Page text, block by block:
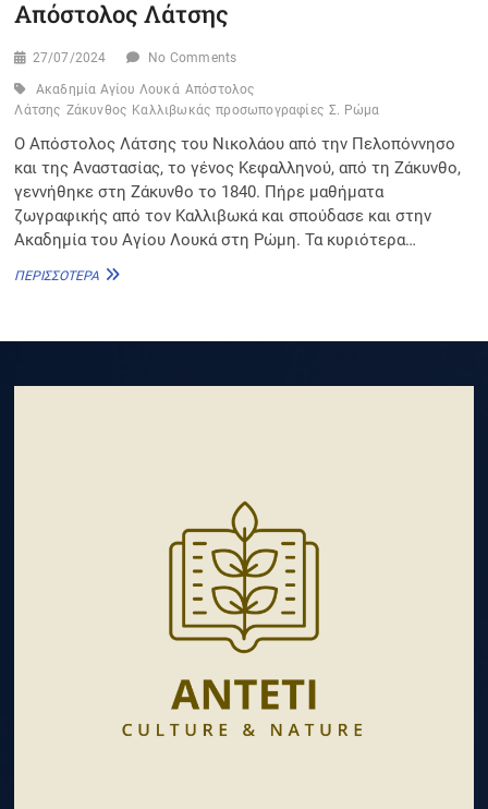
Απόστολος Λάτσης
27/07/2024 No Comments
Ακαδημία Αγίου Λουκά Απόστολος
Λάτσης Ζάκυνθος Καλλιβωκάς προσωπογραφίες Σ. Ρώμα
Ο Απόστολος Λάτσης του Νικολάου από την Πελοπόννησο
και της Αναστασίας, το γένος Κεφαλληνού, από τη Ζάκυνθο,
γεννήθηκε στη Ζάκυνθο το 1840. Πήρε μαθήματα
ζωγραφικής από τον Καλλιβωκά και σπούδασε και στην
Ακαδημία του Αγίου Λουκά στη Ρώμη. Τα κυριότερα…
ΠΕΡΙΣΣΌΤΕΡΑ ΑΠΌΣΤΟΛΟΣ